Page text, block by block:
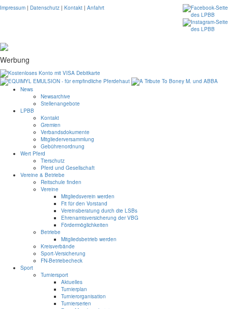
Impressum | Datenschutz | Kontakt | Anfahrt
Werbung
News
Newsarchive
Stellenangebote
LPBB
Kontakt
Gremien
Verbandsdokumente
Mitgliederversammlung
Gebührenordnung
Wert Pferd
Tierschutz
Pferd und Gesellschaft
Vereine & Betriebe
Reitschule finden
Vereine
Mitgliedsverein werden
Fit für den Vorstand
Vereinsberatung durch die LSBs
Ehrenamtsversicherung der VBG
Fördermöglichkeiten
Betriebe
Mitgliedsbetrieb werden
Kreisverbände
Sport-Versicherung
FN-Betriebecheck
Sport
Turniersport
Aktuelles
Turnierplan
Turnierorganisation
Turnierserien